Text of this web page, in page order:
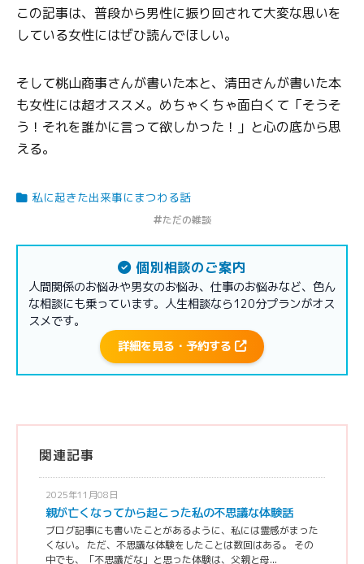
この記事は、普段から男性に振り回されて大変な思いを
している女性にはぜひ読んでほしい。
そして桃山商事さんが書いた本と、清田さんが書いた本
も女性には超オススメ。めちゃくちゃ面白くて「そうそ
う！それを誰かに言って欲しかった！」と心の底から思
える。
私に起きた出来事にまつわる話
ただの雑談
個別相談のご案内
人間関係のお悩みや男女のお悩み、仕事のお悩みなど、色ん
な相談にも乗っています。人生相談なら120分プランがオス
スメです。
詳細を見る・予約する
関連記事
2025年11月08日
親が亡くなってから起こった私の不思議な体験話
ブログ記事にも書いたことがあるように、私には霊感がまった
くない。 ただ、不思議な体験をしたことは数回はある。 その
中でも、「不思議だな」と思った体験は、父親と母...